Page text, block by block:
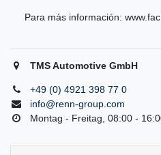
Para más información:
TMS Automotive GmbH
+49 (0) 4921 398 77 0
info@renn-group.com
Montag - Freitag, 08:00 -